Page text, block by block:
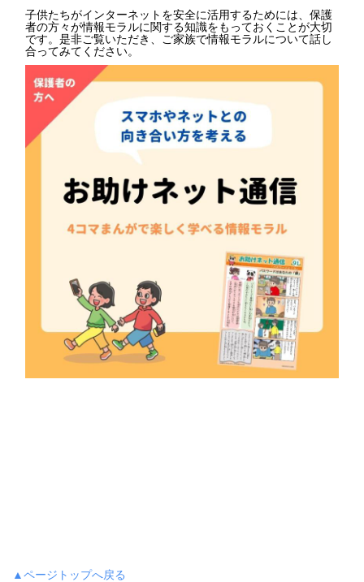
子供たちがインターネットを安全に活用するためには、保護
者の方々が情報モラルに関する知識をもっておくことが大切
です。是非ご覧いただき、ご家族で情報モラルについて話し
合ってみてください。
▲ページトップへ戻る